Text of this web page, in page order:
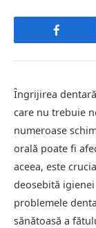
Îngrijirea
care nu trebuie
numeroase
orală poate fi
aceea, este
deosebită
problemele
sănătoasă a